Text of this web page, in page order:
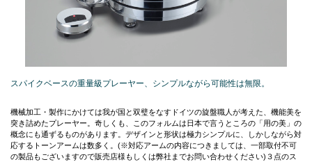
スパイクベースの重量級プレーヤー、シンプルながら可能性は無限。
機械加工・製作にかけては我が国と双璧をなすドイツの旋盤職人が考えた、機能美を
突き詰めたプレーヤー。奇しくも、このフォルムは日本で言うところの「用の美」の
概念にも通ずるものがあります。デザインと形状は極力シンプルに、しかしながら対
応するトーンアームは数多く。(※対応アームの内容につきましては、一部取付不可
の製品もございますので販売店様もしくは弊社までお問い合わせください)３点のス